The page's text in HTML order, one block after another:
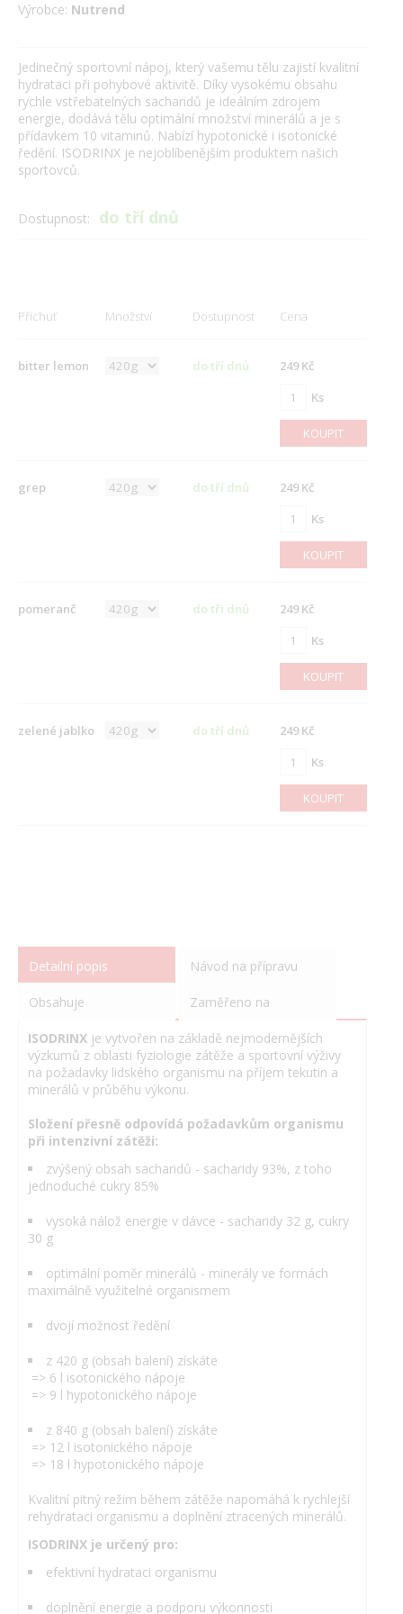
Výrobce: Nutrend
Jedinečný sportovní nápoj, který vašemu tělu zajistí kvalitní
hydrataci při pohybové aktivitě. Díky vysokému obsahu
rychle vstřebatelných sacharidů je ideálním zdrojem
energie, dodává tělu optimální množství minerálů a je s
přídavkem 10 vitaminů. Nabízí hypotonické i isotonické
ředění. ISODRINX je nejoblíbenějším produktem našich
sportovců.
Dostupnost: do tří dnů
Příchuť Množství Dostupnost Cena
bitter lemon do tří dnů
249 Kč
Ks
KOUPIT
grep do tří dnů
249 Kč
Ks
KOUPIT
pomeranč do tři dnů
249 Kč
Ks
KOUPIT
zelené jablko do tří dnů
249 Kč
Ks
KOUPIT
Detailní popis Návod na přípravu
Obsahuje Zaměřeno na
ISODRINX je vytvořen na základě nejmodernějších
výzkumů z oblasti fyziologie zátěže a sportovní výživy
na požadavky lidského organismu na příjem tekutin a
minerálů v průběhu výkonu.
Složení přesně odpovídá požadavkům organismu
při intenzivní zátěži:
zvýšený obsah sacharidů - sacharidy 93%, z toho
jednoduché cukry 85%
vysoká nálož energie v dávce - sacharidy 32 g, cukry
30 g
optimální poměr minerálů - minerály ve formách
maximálně využitelné organismem
dvojí možnost ředění
z 420 g (obsah balení) získáte
=> 6 l isotonického nápoje
=> 9 l hypotonického nápoje
z 840 g (obsah balení) získáte
=> 12 l isotonického nápoje
=> 18 l hypotonického nápoje
Kvalitní pitný režim během zátěže napomáhá k rychlejší
rehydrataci organismu a doplnění ztracených minerálů.
ISODRINX je určený pro:
efektivní hydrataci organismu
doplnění energie a podporu výkonnosti